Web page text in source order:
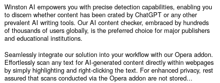
Winston AI empowers you with precise detection capabilities, enabling you
to discern whether content has been crated by ChatGPT or any other
prevalent AI writing tools. Our AI content checker, embraced by hundreds
of thousands of users globally, is the preferred choice for major publishers
and educational institutions.
Seamlessly integrate our solution into your workflow with our Opera addon.
Effortlessly scan any text for AI-generated content directly within webpages
by simply highlighting and right-clicking the text. For enhanced privacy, rest
assured that scans conducted via the Opera addon are not stored...